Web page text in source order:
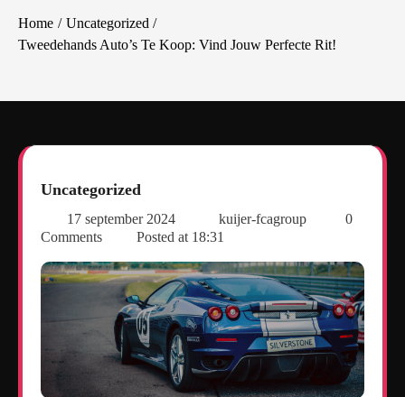
Home
Uncategorized
Tweedehands Auto’s Te Koop: Vind Jouw Perfecte Rit!
Uncategorized
17 september 2024 kuijer-fcagroup
0
Comments
Posted at 18:31